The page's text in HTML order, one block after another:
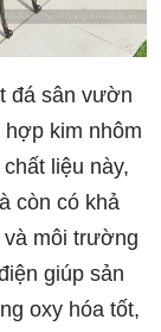
đá sân vườn
kim nhôm
liệu này,
còn có khả
môi trường
giúp sản
oxy hóa tốt,